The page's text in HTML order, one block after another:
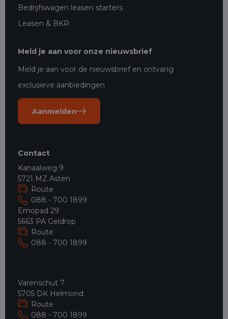
Bedrijfswagen leasen starters
Leasen & BKR
Meld je aan voor onze nieuwsbrief
Meld je aan voor de nieuwsbrief en ontvang
exclusieve aanbiedingen
Aanmelden
Contact
Kanaalweg 9
5721 MZ Asten
Route
088 - 700 1899
Emopad 29
5663 PA Geldrop
Route
088 - 700 1899
Varenschut 7
5705 DK Helmond
Route
088 - 700 1899